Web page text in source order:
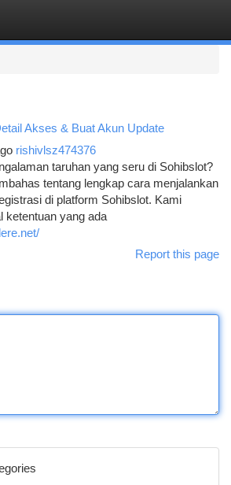
Akses & Buat Akun Update
rishivlsz474376
taruhan yang seru di Sohibslot?
tentang lengkap cara menjalankan
di platform Sohibslot. Kami
ketentuan yang ada
Report this page